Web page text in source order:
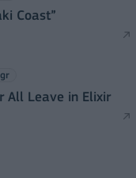
Coast”
All Leave in Elixir